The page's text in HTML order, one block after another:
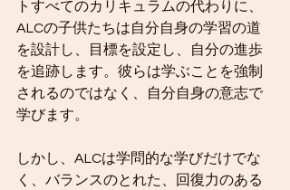
トすべてのカリキュラムの代わりに、
ALCの子供たちは自分自身の学習の道
を設計し、目標を設定し、自分の進歩
を追跡します。彼らは学ぶことを強制
されるのではなく、自分自身の意志で
学びます。
しかし、ALCは学問的な学びだけでな
く、バランスのとれた、回復力のある